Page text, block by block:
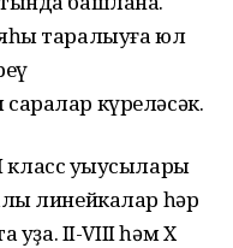
таралыуға юл
күреләсәк.
уҡыусылары
линейкалар һәр
уҙа. II-VIII һәм X